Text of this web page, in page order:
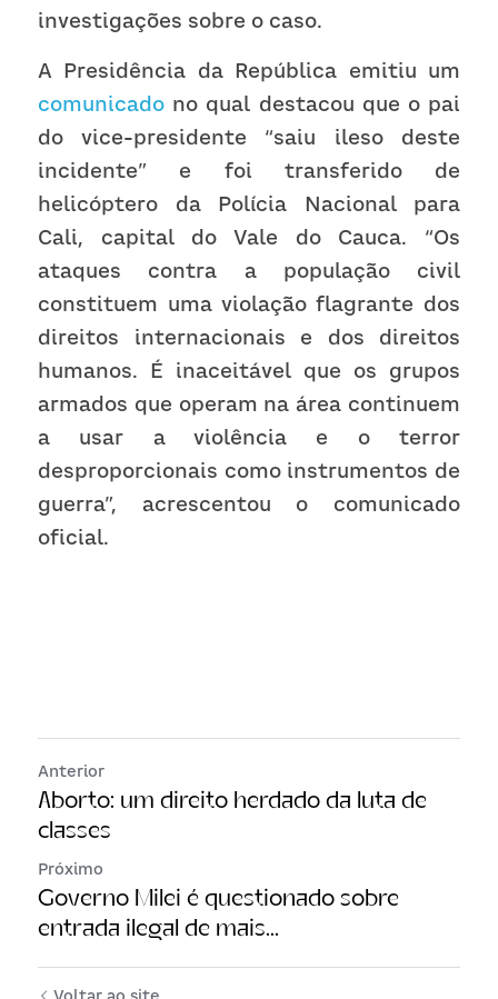
investigações sobre o caso.
comunicado no qual destacou que o pai
do vice-presidente “saiu ileso deste
incidente” e foi transferido de
helicóptero da Polícia Nacional para
Cali, capital do Vale do Cauca. “Os
ataques contra a população civil
constituem uma violação flagrante dos
direitos internacionais e dos direitos
humanos. É inaceitável que os grupos
armados que operam na área continuem
a usar a violência e o terror
desproporcionais como instrumentos de
guerra”, acrescentou o comunicado
oficial.
Anterior
Aborto: um direito herdado da luta de
classes
Próximo
Governo Milei é questionado sobre
entrada ilegal de mais...
Voltar ao site